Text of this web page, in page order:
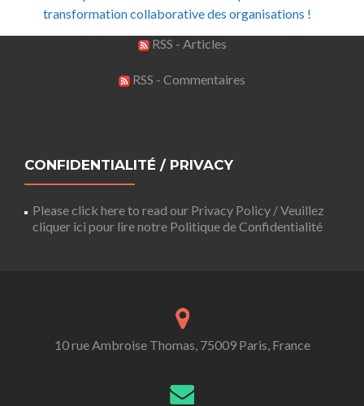
transformation collaborative des organisations !
RSS - Articles
RSS - Commentaires
CONFIDENTIALITÉ / PRIVACY
Please click here to read our Privacy Policy / Veuillez
cliquer ici pour lire notre Politique de Confidentialité
10 rue Ambroise Thomas, 75009 Paris, France